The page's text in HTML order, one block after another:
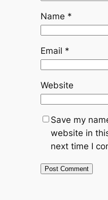
Name *
Email *
Website
Save my
website in
next time I